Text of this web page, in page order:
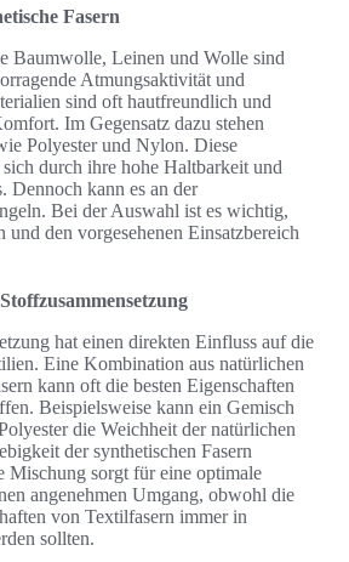
Fasern
Baumwolle, Leinen und Wolle sind
Atmungsaktivität und
sind oft hautfreundlich und
Im Gegensatz dazu stehen
Polyester und Nylon. Diese
durch ihre hohe Haltbarkeit und
Dennoch kann es an der
Bei der Auswahl ist es wichtig,
und den vorgesehenen Einsatzbereich
hat einen direkten Einfluss auf die
Eine Kombination aus natürlichen
kann oft die besten Eigenschaften
Beispielsweise kann ein Gemisch
die Weichheit der natürlichen
der synthetischen Fasern
Mischung sorgt für eine optimale
angenehmen Umgang, obwohl die
von Textilfasern immer in
sollten.